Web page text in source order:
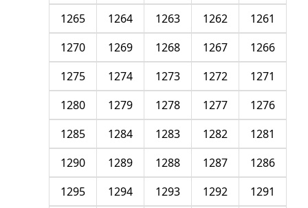
1261
1262
1263
1264
1265
1266
1267
1268
1269
1270
1271
1272
1273
1274
1275
1276
1277
1278
1279
1280
1281
1282
1283
1284
1285
1286
1287
1288
1289
1290
1291
1292
1293
1294
1295